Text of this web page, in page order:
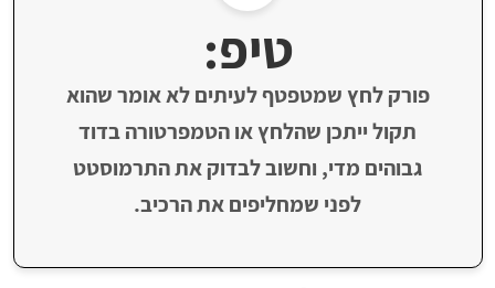
טיפ:
פורק לחץ שמטפטף לעיתים לא אומר שהוא
תקול ייתכן שהלחץ או הטמפרטורה בדוד
גבוהים מדי, וחשוב לבדוק את התרמוסטט
לפני שמחליפים את הרכיב.